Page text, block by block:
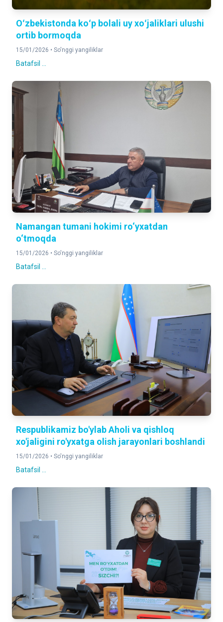
Oʻzbekistonda koʻp bolali uy xoʻjaliklari ulushi
ortib bormoqda
15/01/2026 • So'nggi yangiliklar
Batafsil ...
Namangan tumani hokimi ro‘yxatdan
o‘tmoqda
15/01/2026 • So'nggi yangiliklar
Batafsil ...
Respublikamiz bo'ylab Aholi va qishloq
xo'jaligini ro'yxatga olish jarayonlari boshlandi
15/01/2026 • So'nggi yangiliklar
Batafsil ...